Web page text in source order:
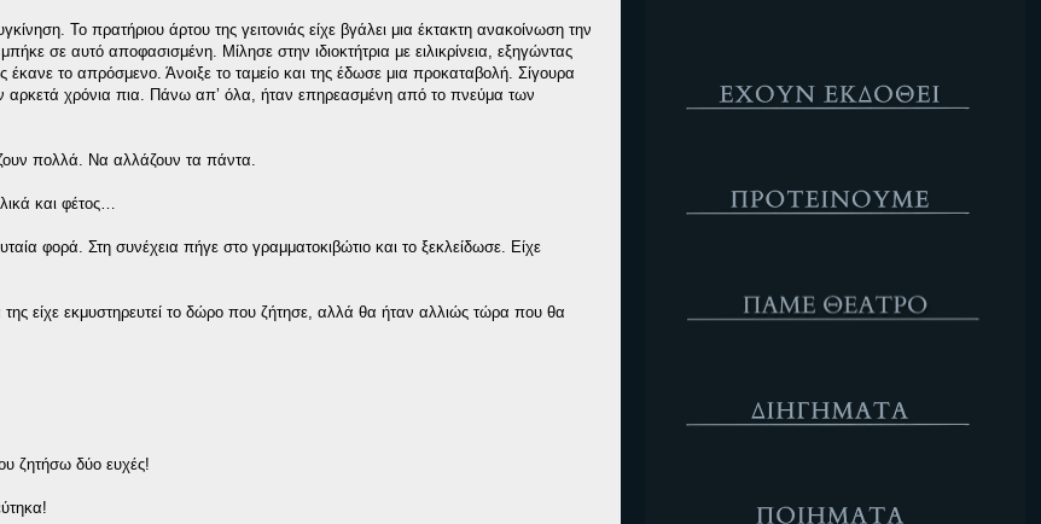
Το πρατήριου άρτου της γειτονιάς είχε βγάλει μια έκτακτη ανακοίνωση την
σε αυτό αποφασισμένη. Μίλησε στην ιδιοκτήτρια με ειλικρίνεια, εξηγώντας
το απρόσμενο. Άνοιξε το ταμείο και της έδωσε μια προκαταβολή. Σίγουρα
αρκετά χρόνια πια. Πάνω απ’ όλα, ήταν επηρεασμένη από το πνεύμα των
πολλά. Να αλλάζουν τα πάντα.
και φέτος…
φορά. Στη συνέχεια πήγε στο γραμματοκιβώτιο και το ξεκλείδωσε. Είχε
είχε εκμυστηρευτεί το δώρο που ζήτησε, αλλά θα ήταν αλλιώς τώρα που θα
ζητήσω δύο ευχές!